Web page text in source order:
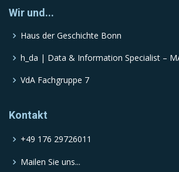
Wir und...
Haus der Geschichte Bonn
h_da | Data & Information Specialist –
VdA Fachgruppe 7
Kontakt
+49 176 29726011
Mailen Sie uns...